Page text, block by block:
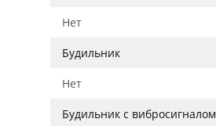
Нет
Будильник
Нет
Будильник с вибросигналом